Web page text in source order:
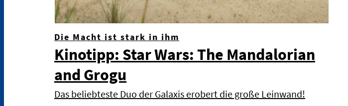
Die Macht ist stark in ihm
Kinotipp: Star Wars: The Mandalorian
and Grogu
Das beliebteste Duo der Galaxis erobert die große Leinwand!